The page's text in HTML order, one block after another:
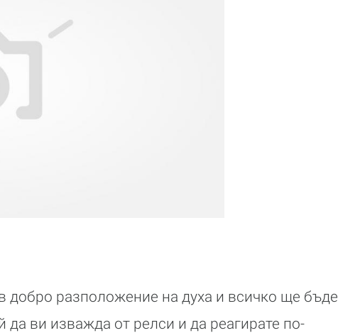
добро разположение на духа и всичко ще бъде
ви изважда от релси и да реагирате по-